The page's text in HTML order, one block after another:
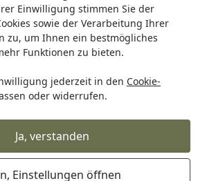
Einwilligung stimmen Sie der
sowie der Verarbeitung Ihrer
zu, um Ihnen ein bestmögliches
Funktionen zu bieten.
jederzeit in den Cookie-
oder widerrufen.
Ja, verstanden
Einstellungen öffnen
gratis Sandfilteranlage & Pool-
(Gesamtwert bis 468,99€)
Straße SBS Bremsbelag 839HS Street
839HS Street Sinter